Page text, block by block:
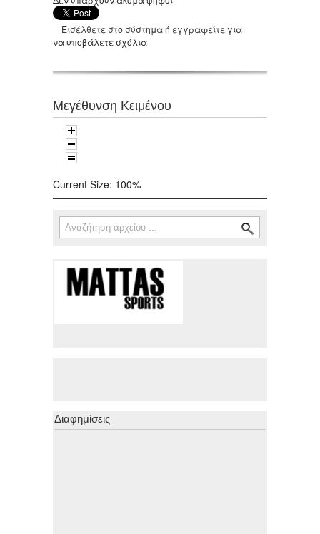
Εισέλθετε στο σύστημαή εγγραφείτε για
να υποβάλετε σχόλια
Μεγέθυνση Κειμένου
Current Size: 100%
Φόρμα αναζήτησης
Αναζήτηση
Διαφημίσεις